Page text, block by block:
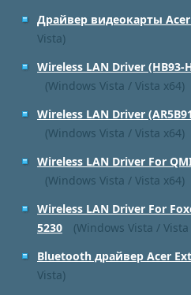
Драйвер видеокарты Acer
Vista)
Wireless LAN Driver (HB93-
(Windows Vista / Vista x64)
Wireless LAN Driver
(Windows Vista / Vista x64)
Wireless LAN Driver For
(Windows Vista / Vista x64)
Wireless LAN Driver For
5230
(Windows Vista / Vista
Bluetooth драйвер Acer
Vista)